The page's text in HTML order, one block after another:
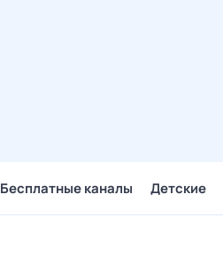
Бесплатные каналы Детские